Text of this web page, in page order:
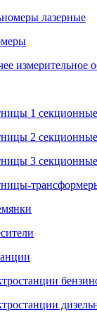
лазерные
измерительное
1 секционные
2 секционные
3 секционные